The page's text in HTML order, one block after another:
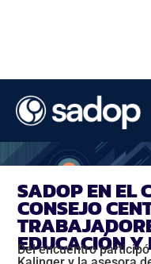
SADOP EN EL
CONSEJO
EDUCACIÓN
Del encuentro